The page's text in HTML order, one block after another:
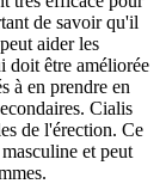
de savoir qu'il
aider les
doit être améliorée
à en prendre en
Cialis
de l'érection. Ce
et peut